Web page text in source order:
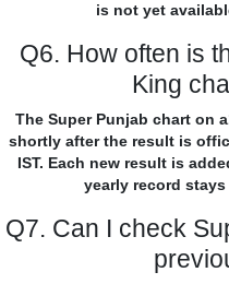
is not yet
Q6. How often is
King
The Super Punjab chart on
shortly after the result is
IST. Each new result is
yearly record
Q7. Can I check